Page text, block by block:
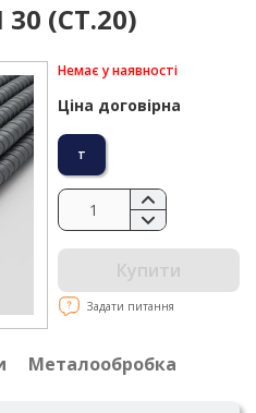
(СТ.20)
Немає у наявності
Ціна договірна
т
Купити
Задати питання
Металообробка